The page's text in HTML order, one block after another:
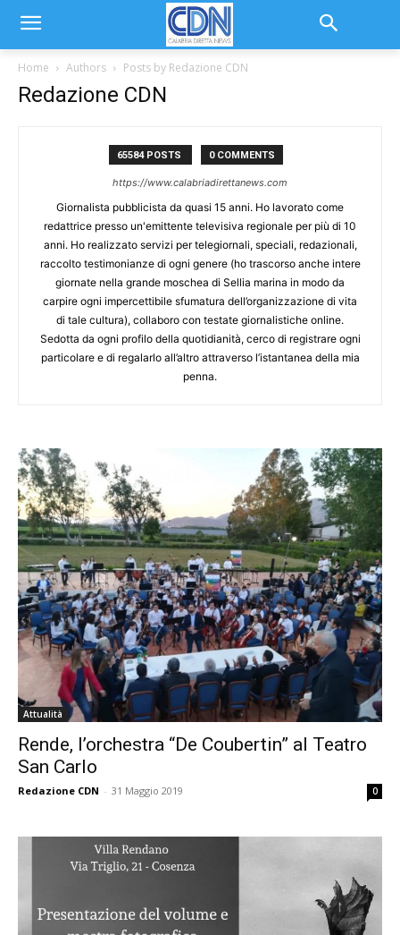
Home Authors Posts by Redazione CDN
Redazione CDN
65584 POSTS 0 COMMENTS
https://www.calabriadirettanews.com
Giornalista pubblicista da quasi 15 anni. Ho lavorato come
redattrice presso un'emittente televisiva regionale per più di 10
anni. Ho realizzato servizi per telegiornali, speciali, redazionali,
raccolto testimonianze di ogni genere (ho trascorso anche intere
giornate nella grande moschea di Sellia marina in modo da
carpire ogni impercettibile sfumatura dell’organizzazione di vita
di tale cultura), collaboro con testate giornalistiche online.
Sedotta da ogni profilo della quotidianità, cerco di registrare ogni
particolare e di regalarlo all’altro attraverso l’istantanea della mia
penna.
Attualità
Rende, l’orchestra “De Coubertin” al Teatro
San Carlo
Redazione CDN - 31 Maggio 2019 0